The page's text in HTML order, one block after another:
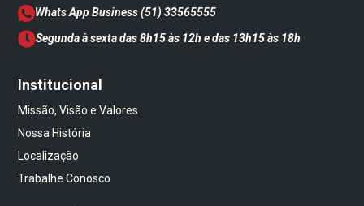
Whats App Business(51) 33565555
Segunda à sexta das 8h15 às 12h e das 13h15 às 18h
Institucional
Missão, Visão e Valores
Nossa História
Localização
Trabalhe Conosco